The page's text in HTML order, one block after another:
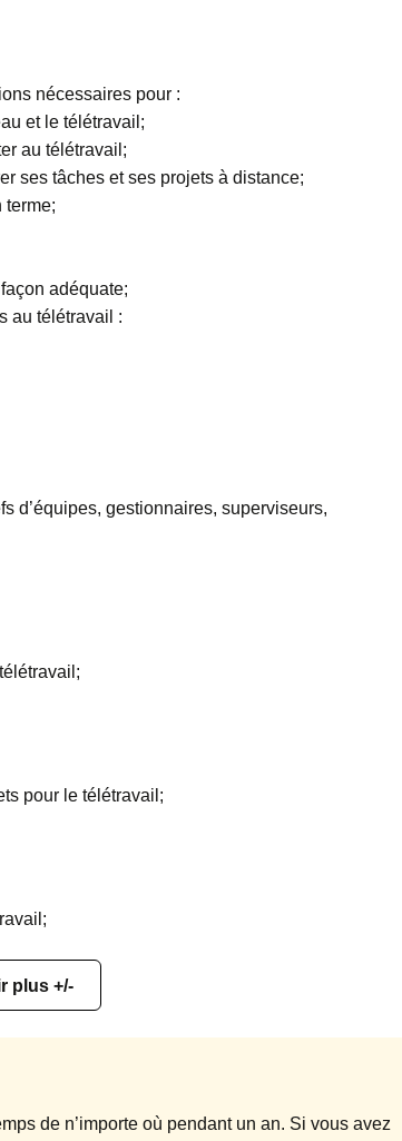
nécessaires pour :
et le télétravail;
au télétravail;
ses tâches et ses projets à distance;
terme;
adéquate;
au télétravail :
d’équipes, gestionnaires, superviseurs,
pour le télétravail;
plus +/-
de n’importe où pendant un an. Si vous avez